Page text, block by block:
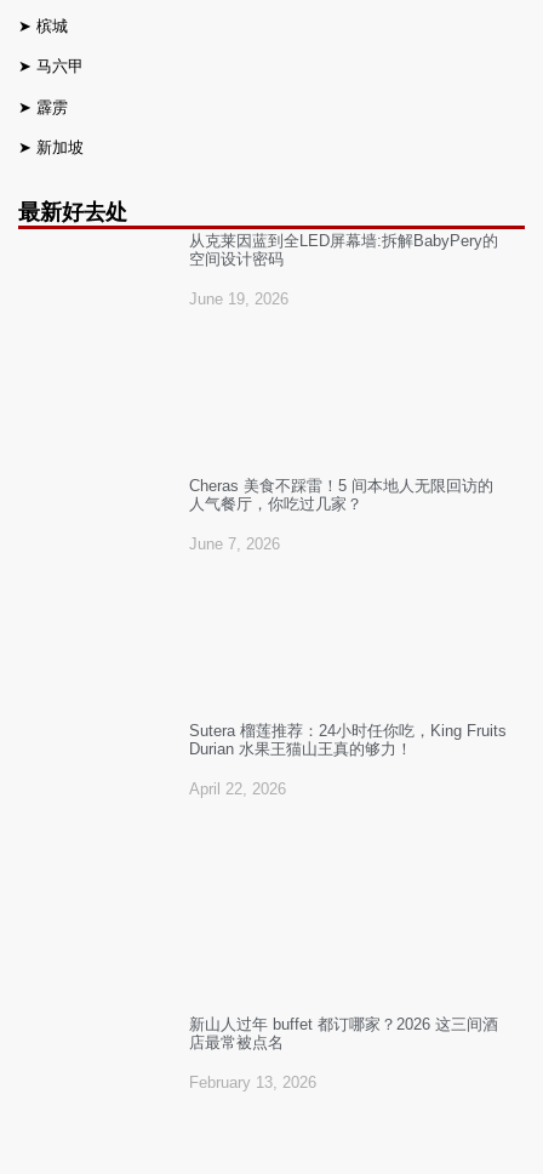
➤ 槟城
➤ 马六甲
➤ 霹雳
➤ 新加坡
最新好去处
从克莱因蓝到全LED屏幕墙:拆解BabyPery的
空间设计密码
June 19, 2026
Cheras 美食不踩雷！5 间本地人无限回访的
人气餐厅，你吃过几家？
June 7, 2026
Sutera 榴莲推荐：24小时任你吃，King Fruits
Durian 水果王猫山王真的够力！
April 22, 2026
新山人过年 buffet 都订哪家？2026 这三间酒
店最常被点名
February 13, 2026